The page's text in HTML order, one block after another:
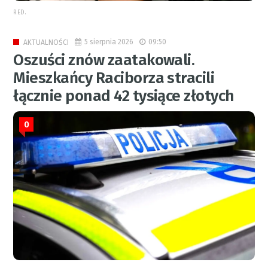
RED.
AKTUALNOŚCI 5 sierpnia 2026 09:50
Oszuści znów zaatakowali.
Mieszkańcy Raciborza stracili
łącznie ponad 42 tysiące złotych
0